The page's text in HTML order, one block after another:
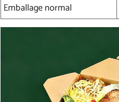
Emballage normal